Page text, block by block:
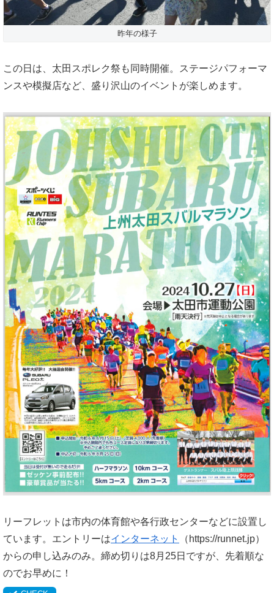
昨年の様子
この日は、太田スポレク祭も同時開催。ステージパフォーマ
ンスや模擬店など、盛り沢山のイベントが楽しめます。
リーフレットは市内の体育館や各行政センターなどに設置し
ています。エントリーはインターネット
（https://runnet.jp）
からの申し込みのみ。締め切りは8月25日ですが、先着順な
のでお早めに！